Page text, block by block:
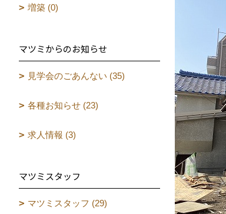
増築 (0)
マツミからのお知らせ
見学会のごあんない (35)
各種お知らせ (23)
求人情報 (3)
マツミスタッフ
マツミスタッフ (29)